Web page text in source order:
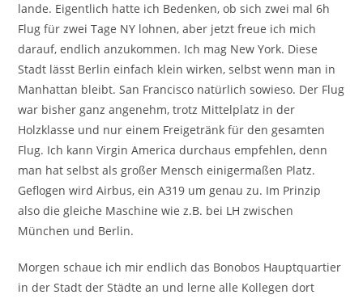
lande. Eigentlich hatte ich Bedenken, ob sich zwei mal 6h
Flug für zwei Tage NY lohnen, aber jetzt freue ich mich
darauf, endlich anzukommen. Ich mag New York. Diese
Stadt lässt Berlin einfach klein wirken, selbst wenn man in
Manhattan bleibt. San Francisco natürlich sowieso. Der Flug
war bisher ganz angenehm, trotz Mittelplatz in der
Holzklasse und nur einem Freigetränk für den gesamten
Flug. Ich kann Virgin America durchaus empfehlen, denn
man hat selbst als großer Mensch einigermaßen Platz.
Geflogen wird Airbus, ein A319 um genau zu. Im Prinzip
also die gleiche Maschine wie z.B. bei LH zwischen
München und Berlin.
Morgen schaue ich mir endlich das Bonobos Hauptquartier
in der Stadt der Städte an und lerne alle Kollegen dort